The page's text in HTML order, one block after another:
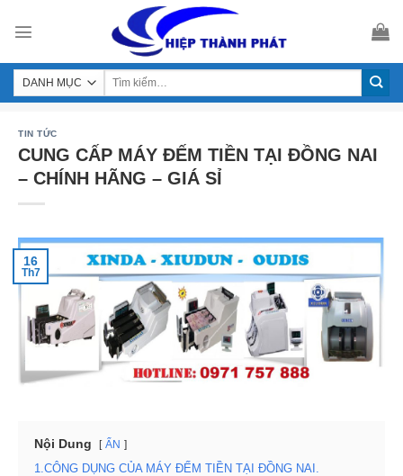
TIN TỨC
CUNG CẤP MÁY ĐẾM TIỀN TẠI ĐỒNG NAI
– CHÍNH HÃNG – GIÁ SỈ
16
Th7
Nội Dung ẨN
1.CÔNG DỤNG CỦA MÁY ĐẾM TIỀN TẠI ĐỒNG NAI.